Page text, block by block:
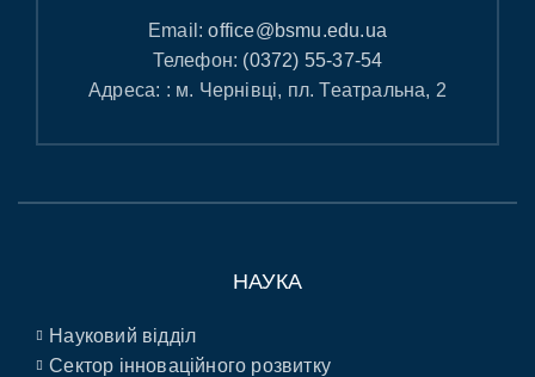
Email:office@bsmu.edu.ua
Телефон: (0372) 55-37-54
Адреса: : м. Чернівці, пл. Театральна, 2
НАУКА
Науковий відділ
Сектор інноваційного розвитку